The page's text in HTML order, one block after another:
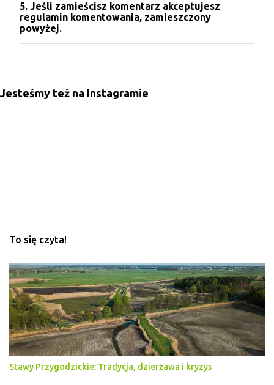
5. Jeśli zamieścisz komentarz akceptujesz
regulamin komentowania, zamieszczony
powyżej.
Jesteśmy też na Instagramie
To się czyta!
Stawy Przygodzickie: Tradycja, dzierżawa i kryzys